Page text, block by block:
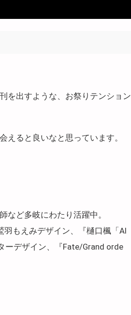
を出すような、お祭りテンション
えると良いなと思っています。
など多岐にわたり活躍中。
羽もえみデザイン、『樋口楓「AI
ーデザイン、『Fate/Grand orde